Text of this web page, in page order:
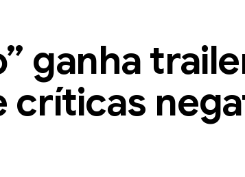
ganha
críticas